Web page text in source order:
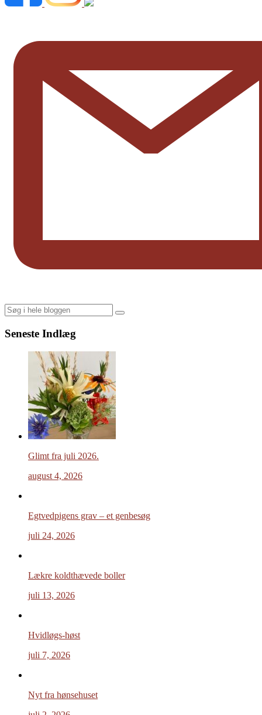
Search
Seneste Indlæg
Glimt fra juli 2026.
august 4, 2026
Egtvedpigens grav – et genbesøg
juli 24, 2026
Lækre koldthævede boller
juli 13, 2026
Hvidløgs-høst
juli 7, 2026
Nyt fra hønsehuset